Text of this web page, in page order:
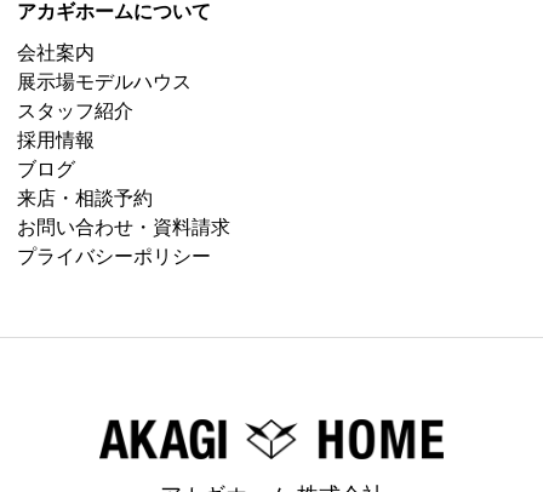
アカギホームについて
会社案内
展示場モデルハウス
スタッフ紹介
採用情報
ブログ
来店・相談予約
お問い合わせ・資料請求
プライバシーポリシー